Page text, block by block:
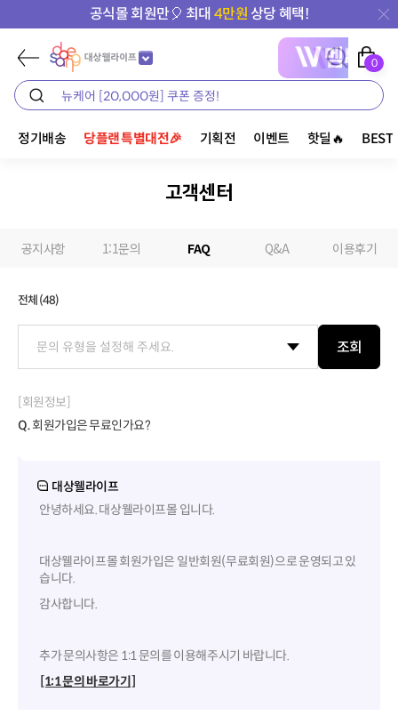
공식몰 회원만🎈 최대 4만원 상당 혜택!
0
정기배송 당플랜 특별대전🎉 기획전 이벤트 핫딜🔥 BEST
고객센터
공지사항 1:1문의 FAQ Q&A 이용후기
전체 (48)
조회
[회원정보]
Q.회원가입은 무료인가요?
대상웰라이프
안녕하세요. 대상웰라이프몰 입니다.
대상웰라이프몰 회원가입은 일반회원(무료회원)으로 운영되고 있
습니다.
감사합니다.
추가 문의사항은 1:1 문의를 이용해주시기 바랍니다.
[1:1 문의 바로가기]